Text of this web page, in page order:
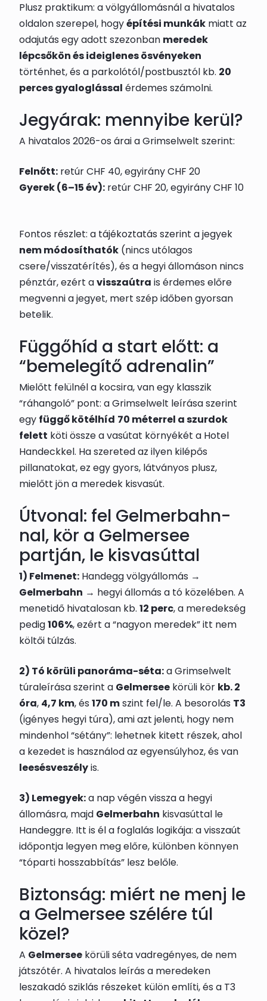
Plusz praktikum: a völgyállomásnál a hivatalos
oldalon szerepel, hogyépítési munkák miatt az
odajutás egy adott szezonban meredek
lépcsőkön és ideiglenes ösvényeken
történhet, és a parkolótól/postbusztól kb. 20
perces gyaloglással érdemes számolni.
Jegyárak: mennyibe kerül?
A hivatalos 2026-os árai a Grimselwelt szerint:
Felnőtt: retúr CHF 40, egyirány CHF 20
Gyerek (6–15 év): retúr CHF 20, egyirány CHF 10
Fontos részlet: a tájékoztatás szerint a jegyek
nem módosíthatók (nincs utólagos
csere/visszatérítés), és a hegyi állomáson nincs
pénztár, ezért avisszaútra is érdemes előre
megvenni a jegyet, mert szép időben gyorsan
betelik.
Függőhíd a start előtt: a
“bemelegítő adrenalin”
Mielőtt felülnél a kocsira, van egy klasszik
“ráhangoló” pont: a Grimselwelt leírása szerint
egy függő kötélhíd 70 méterrel a szurdok
felett köti össze a vasútat környékét a Hotel
Handeckkel. Ha szereted az ilyen kilépős
pillanatokat, ez egy gyors, látványos plusz,
mielőtt jön a meredek kisvasút.
Útvonal: fel Gelmerbahn-
nal, kör a Gelmersee
partján, le kisvasúttal
1) Felmenet: Handegg völgyállomás →
Gelmerbahn → hegyi állomás a tó közelében. A
menetidő hivatalosan kb. 12 perc, a meredekség
pedig106%, ezért a “nagyon meredek” itt nem
költői túlzás.
2) Tó körüli panoráma-séta:a Grimselwelt
túraleírása szerint a Gelmersee körüli kör kb. 2
óra, 4,7 km, és 170 mszint fel/le. A besorolás T3
(igényes hegyi túra), ami azt jelenti, hogy nem
mindenhol “sétány”: lehetnek kitett részek, ahol
a kezedet is használod az egyensúlyhoz, és van
leesésveszélyis.
3) Lemegyek:a nap végén vissza a hegyi
állomásra, majd Gelmerbahn kisvasúttal le
Handeggre. Itt is él a foglalás logikája: a visszaút
időpontja legyen meg előre, különben könnyen
“tóparti hosszabbítás” lesz belőle.
Biztonság: miért ne menj le
a Gelmersee szélére túl
közel?
A Gelmersee körüli séta vadregényes, de nem
játszótér. A hivatalos leírás a meredeken
leszakadó sziklás részeket külön említi, és a T3